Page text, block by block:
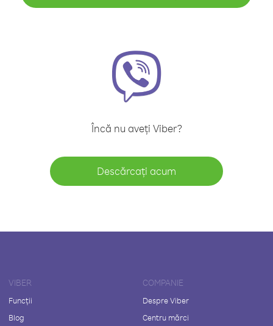
Încă nu aveți Viber?
Descărcați acum
VIBER
Funcții
Blog
COMPANIE
Despre Viber
Centru mărci